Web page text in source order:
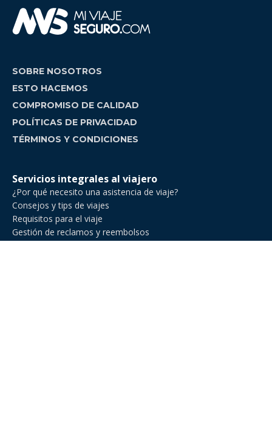
SOBRE NOSOTROS
ESTO HACEMOS
COMPROMISO DE CALIDAD
POLÍTICAS DE PRIVACIDAD
TÉRMINOS Y CONDICIONES
Servicios integrales al viajero
¿Por qué necesito una asistencia de viaje?
Consejos y tips de viajes
Requisitos para el viaje
Gestión de reclamos y reembolsos